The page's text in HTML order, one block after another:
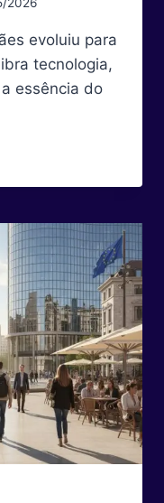
2026
evoluiu para
tecnologia,
essência do